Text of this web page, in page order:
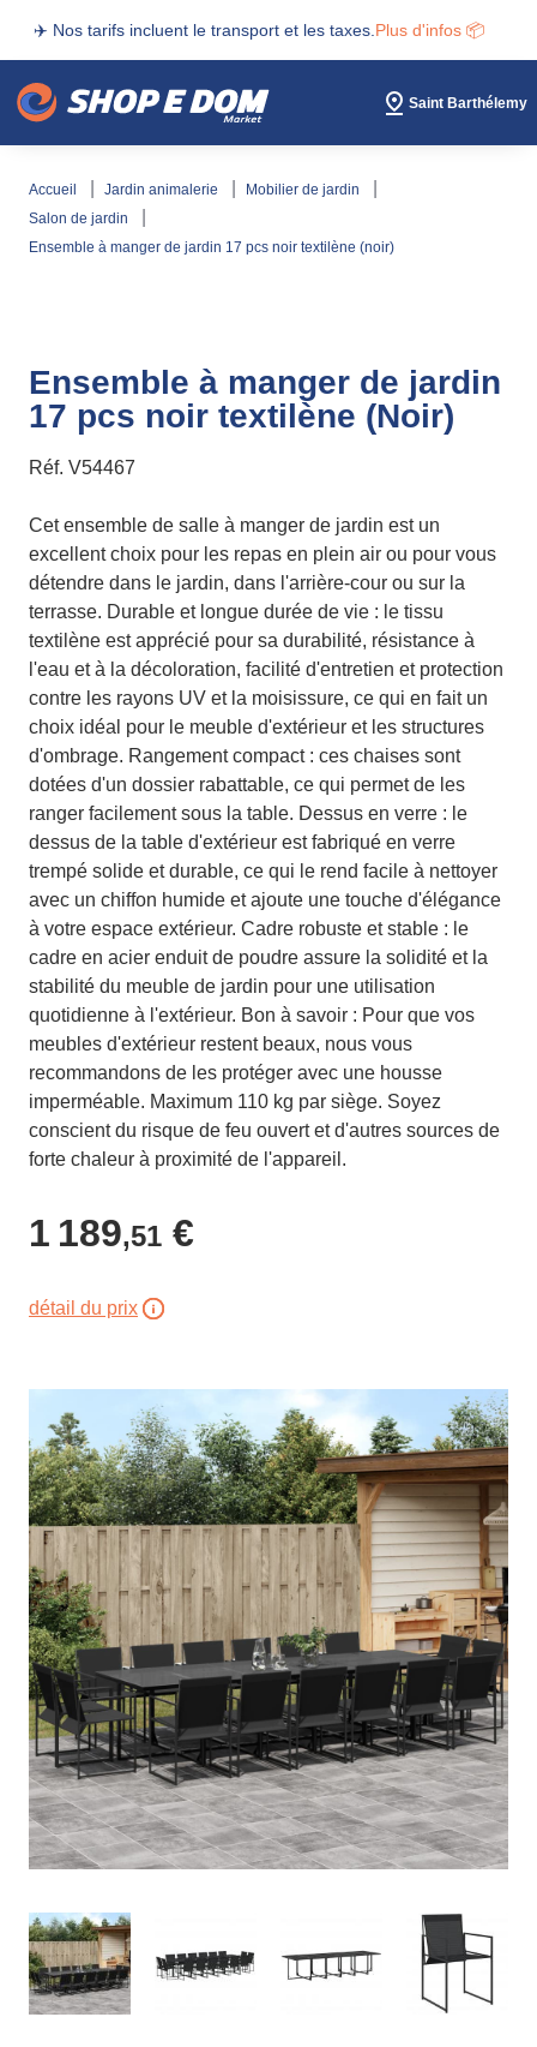
✈️ Nos tarifs incluent le transport et les taxes. Plus d'infos 📦
Saint Barthélemy
accueil jardin animalerie
mobilier de jardin
salon de jardin
ensemble à manger de jardin 17 pcs noir textilène (noir)
Ensemble à manger de jardin
17 pcs noir textilène (Noir)
Réf. V54467
Cet ensemble de salle à manger de jardin est un
excellent choix pour les repas en plein air ou pour vous
détendre dans le jardin, dans l'arrière-cour ou sur la
terrasse. Durable et longue durée de vie : le tissu
textilène est apprécié pour sa durabilité, résistance à
l'eau et à la décoloration, facilité d'entretien et protection
contre les rayons UV et la moisissure, ce qui en fait un
choix idéal pour le meuble d'extérieur et les structures
d'ombrage. Rangement compact : ces chaises sont
dotées d'un dossier rabattable, ce qui permet de les
ranger facilement sous la table. Dessus en verre : le
dessus de la table d'extérieur est fabriqué en verre
trempé solide et durable, ce qui le rend facile à nettoyer
avec un chiffon humide et ajoute une touche d'élégance
à votre espace extérieur. Cadre robuste et stable : le
cadre en acier enduit de poudre assure la solidité et la
stabilité du meuble de jardin pour une utilisation
quotidienne à l'extérieur. Bon à savoir : Pour que vos
meubles d'extérieur restent beaux, nous vous
recommandons de les protéger avec une housse
imperméable. Maximum 110 kg par siège. Soyez
conscient du risque de feu ouvert et d'autres sources de
forte chaleur à proximité de l'appareil.
1 189,51 €
détail du prix